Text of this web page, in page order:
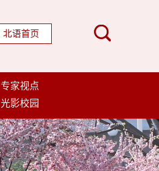
北语首页
专家视点
光影校园